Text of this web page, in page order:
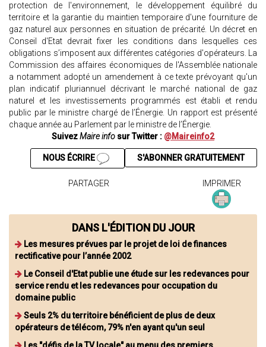
protection de l'environnement, le développement équilibré du
territoire et la garantie du maintien temporaire d'une fourniture de
gaz naturel aux personnes en situation de précarité. Un décret en
Conseil d'Etat devrait fixer les conditions dans lesquelles ces
obligations s’imposent aux différentes catégories d'opérateurs. La
Commission des affaires économiques de l'Assemblée nationale
a notamment adopté un amendement à ce texte prévoyant qu'un
plan indicatif pluriannuel décrivant le marché national de gaz
naturel et les investissements programmés est établi et rendu
public par le ministre chargé de l’Énergie. Un rapport est présenté
chaque année au Parlement par le ministre de l’Énergie.
SuivezMaire info sur Twitter : @Maireinfo2
S'ABONNER GRATUITEMENT
NOUS ÉCRIRE
PARTAGER IMPRIMER
DANS L'ÉDITION DU JOUR
Les mesures prévues par le projet de loi de finances
rectificative pour l’année 2002
Le Conseil d'Etat publie une étude sur les redevances pour
service rendu et les redevances pour occupation du
domaine public
Seuls 2% du territoire bénéficient de plus de deux
opérateurs de télécom, 79% n'en ayant qu'un seul
Les "défis de la TV locale" au menu des premiers